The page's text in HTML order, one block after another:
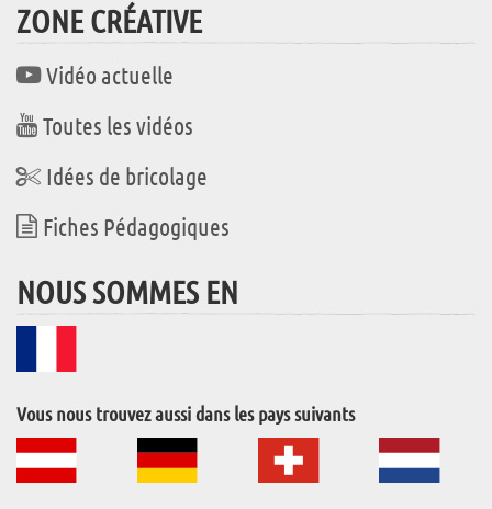
ZONE CRÉATIVE
Vidéo actuelle
Toutes les vidéos
Idées de bricolage
Fiches Pédagogiques
NOUS SOMMES EN
Vous nous trouvez aussi dans les pays suivants